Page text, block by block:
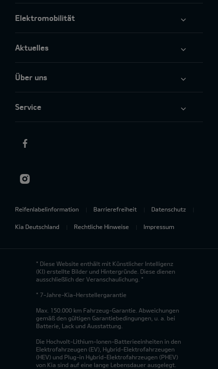
Elektromobilität
Aktuelles
Über uns
Service
Reifenlabelinformation Barrierefreiheit Datenschutz
Kia Deutschland Rechtliche Hinweise Impressum
* Diese Website enthält mit Künstlicher Intelligenz
(KI) erstellte Bilder und Hintergründe. Diese dienen
ausschließlich der Veranschaulichung. *
* 7-Jahre-Kia-Herstellergarantie
Max. 150.000 km Fahrzeug-Garantie. Abweichungen
gemäß den gültigen Garantiebedingungen, u. a. bei
Batterie, Lack und Ausstattung.
Die Hochvolt-Lithium-Ionen-Batterieeinheiten in den
Elektrofahrzeugen (EV), Hybrid-Elektrofahrzeugen
(HEV) und Plug-in Hybrid-Elektrofahrzeugen (PHEV)
von Kia sind auf eine lange Lebensdauer ausgelegt.